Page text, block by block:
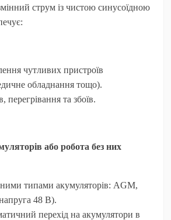
струм із чистою синусоїдною
чутливих пристроїв
обладнання тощо).
перегрівання та збоїв.
або робота без них
типами акумуляторів: AGM,
48 В).
перехід на акумулятори в